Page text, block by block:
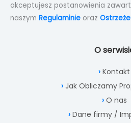
akceptujesz postanowienia
naszym Regulaminie oraz
O
Kontakt
Jak Obliczamy
O nas
Dane firmy /